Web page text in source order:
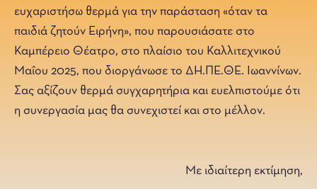
ευχαριστήσω θερμά για την παράσταση «όταν τα
παιδιά ζητούν Ειρήνη», που παρουσιάσατε στο
Καμπέρειο Θέατρο, στο πλαίσιο του Καλλιτεχνικού
Μαΐου 2025, που διοργάνωσε το ΔΗ.ΠΕ.ΘΕ. Ιωαννίνων.
Σας αξίζουν θερμά συγχαρητήρια και ευελπιστούμε ότι
η συνεργασία μας θα συνεχιστεί και στο μέλλον.
Με ιδιαίτερη εκτίμηση,